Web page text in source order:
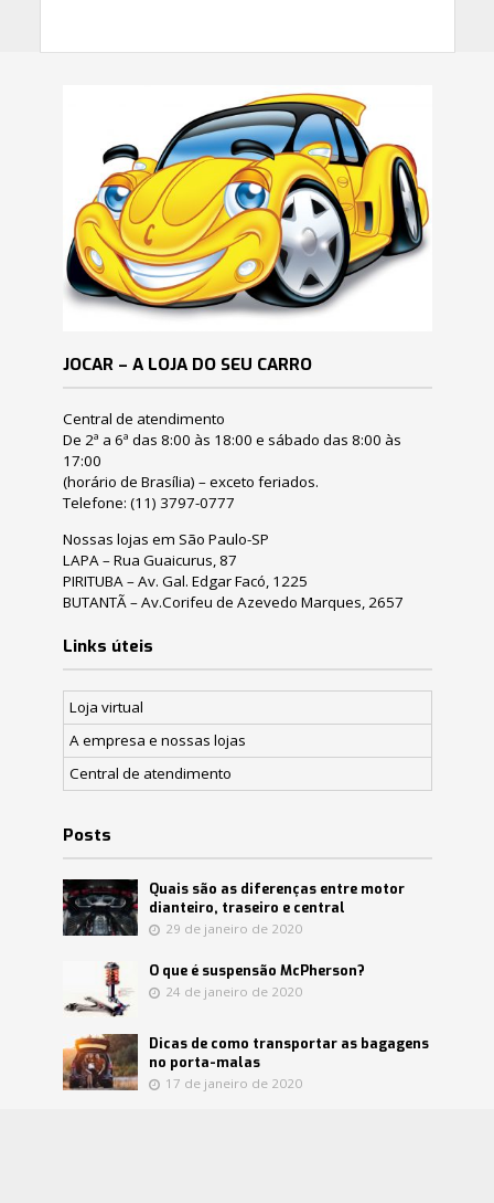
JOCAR – A LOJA DO SEU CARRO
Central de atendimento
De 2ª a 6ª das 8:00 às 18:00 e sábado das 8:00 às
17:00
(horário de Brasília) – exceto feriados.
Telefone: (11) 3797-0777
Nossas lojas em São Paulo-SP
LAPA – Rua Guaicurus, 87
PIRITUBA – Av. Gal. Edgar Facó, 1225
BUTANTÃ – Av.Corifeu de Azevedo Marques, 2657
Links úteis
Loja virtual
A empresa e nossas lojas
Central de atendimento
Posts
Quais são as diferenças entre motor
dianteiro, traseiro e central
29 de janeiro de 2020
O que é suspensão McPherson?
24 de janeiro de 2020
Dicas de como transportar as bagagens
no porta-malas
17 de janeiro de 2020